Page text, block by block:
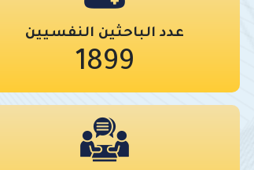
عدد الباحثين النفسيين
1899